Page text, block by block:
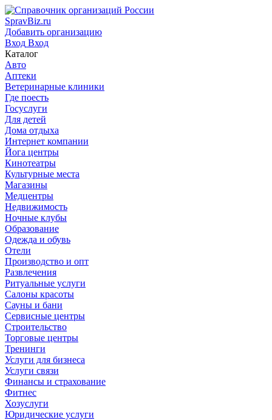
SpravBiz.ru
Добавить организацию
Вход Вход
Каталог
Авто
Аптеки
Ветеринарные клиники
Где поесть
Госуслуги
Для детей
Дома отдыха
Интернет компании
Йога центры
Кинотеатры
Культурные места
Магазины
Медцентры
Недвижимость
Ночные клубы
Образование
Одежда и обувь
Отели
Производство и опт
Развлечения
Ритуальные услуги
Салоны красоты
Сауны и бани
Сервисные центры
Строительство
Торговые центры
Тренинги
Услуги для бизнеса
Услуги связи
Финансы и страхование
Фитнес
Хозуслуги
Юридические услуги